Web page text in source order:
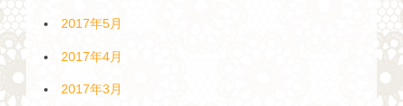
2017年5月
2017年4月
2017年3月